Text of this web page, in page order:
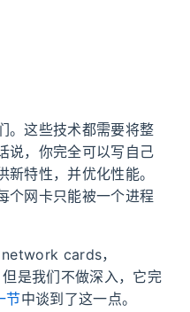
。这些技术都需要将整
说，你完全可以写自己
特性，并优化性能。
网卡只能被一个进程
cards，
是我们不做深入，它完
节中谈到了这一点。